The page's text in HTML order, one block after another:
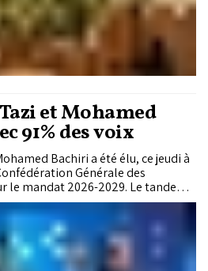
et Mohamed
91% des voix
Bachiri a été élu, ce jeudi à
Générale des
le mandat 2026-2029. Le tandem a
de 4.123 suffrages exprimés,
l’Assemblée générale ordinaire